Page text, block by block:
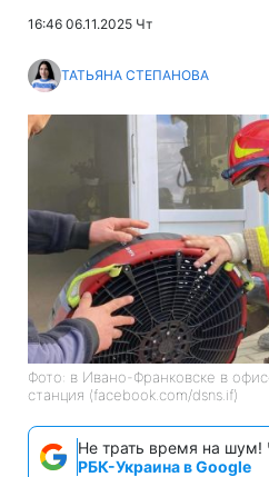
16:46 06.11.2025 Чт
ТАТЬЯНА СТЕПАНОВА
Фото: в Ивано-Франковске в
станция (facebook.com/dsns.if)
Не трать время на шум!
РБК-Украина в Google